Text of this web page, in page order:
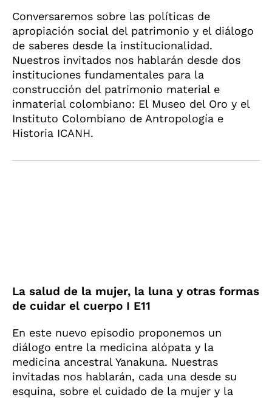
Conversaremos sobre las políticas de
apropiación social del patrimonio y el diálogo
de saberes desde la institucionalidad.
Nuestros invitados nos hablarán desde dos
instituciones fundamentales para la
construcción del patrimonio material e
inmaterial colombiano: El Museo del Oro y el
Instituto Colombiano de Antropología e
Historia ICANH.
La salud de la mujer, la luna y otras formas
de cuidar el cuerpo I E11
En este nuevo episodio proponemos un
diálogo entre la medicina alópata y la
medicina ancestral Yanakuna. Nuestras
invitadas nos hablarán, cada una desde su
esquina, sobre el cuidado de la mujer y la